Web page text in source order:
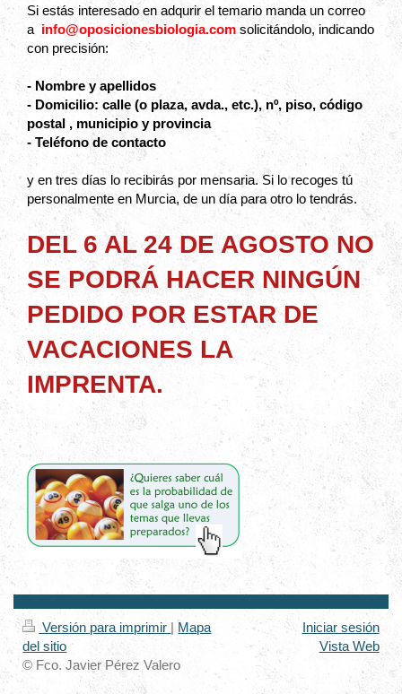
Si estás interesado en adqurir el temario manda un correo
a info@oposicionesbiologia.com solicitándolo, indicando
con precisión:
- Nombre y apellidos
- Domicilio: calle (o plaza, avda., etc.), nº, piso, código
postal , municipio y provincia
- Teléfono de contacto
y en tres días lo recibirás por mensaria. Si lo recoges tú
personalmente en Murcia, de un día para otro lo tendrás.
DEL 6 AL 24 DE AGOSTO NO
SE PODRÁ HACER NINGÚN
PEDIDO POR ESTAR DE
VACACIONES LA
IMPRENTA.
Versión para imprimir | Mapa
del sitio
© Fco. Javier Pérez Valero
Iniciar sesión
Vista Web